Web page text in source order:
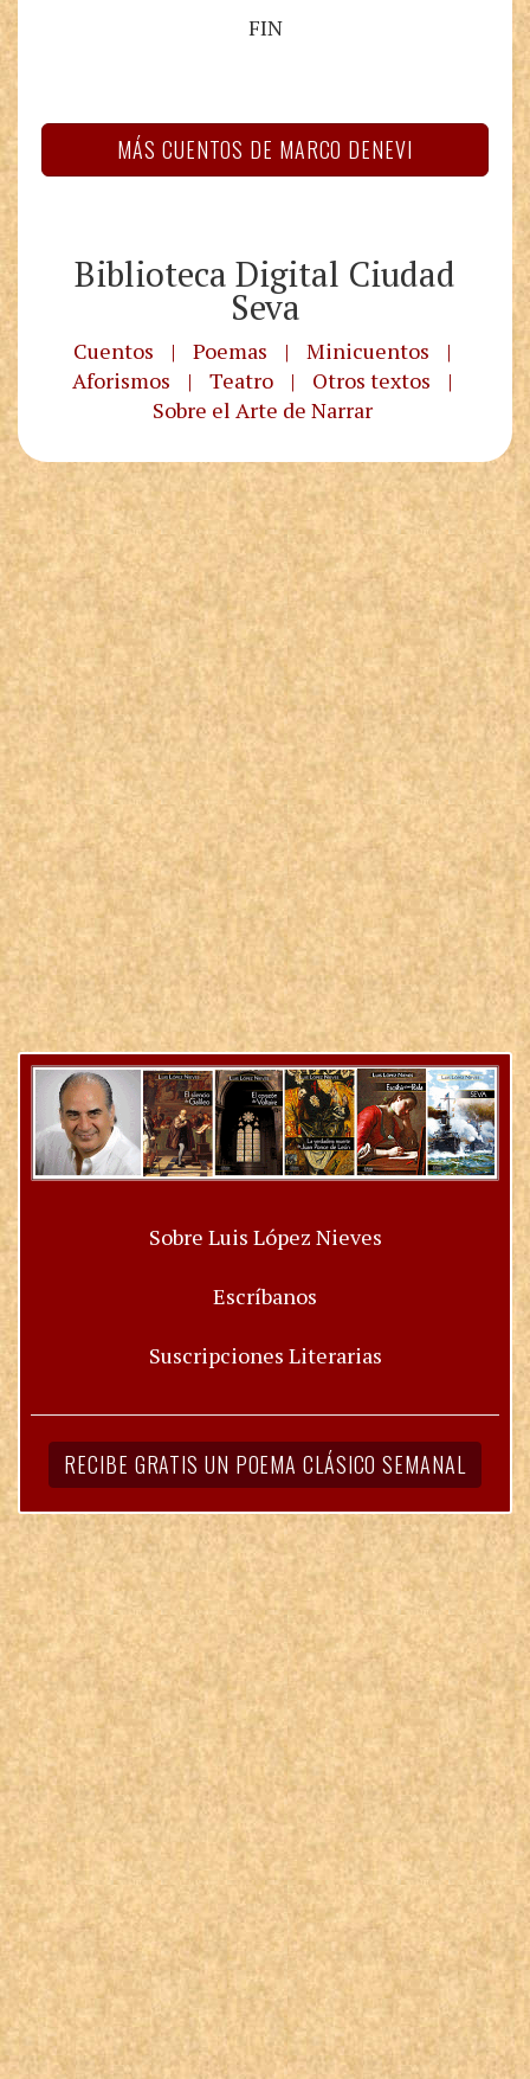
FIN
MÁS CUENTOS DE MARCO DENEVI
Biblioteca Digital Ciudad
Seva
Cuentos | Poemas | Minicuentos
|
Aforismos
| Teatro | Otros textos
|
Sobre el Arte de Narrar
Sobre Luis López Nieves
Escríbanos
Suscripciones Literarias
RECIBE GRATIS UN POEMA CLÁSICO SEMANAL